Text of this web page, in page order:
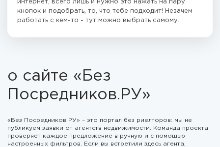
интернет, всего лишь и нужно это нажать на пару
кнопок и подобрать, то, что тебе подходит! Незачем
работать с кем-то - тут можно выбрать самому.
о сайте «Без
Посредников.РУ»
«Без Посредников РУ» – это портал без риелторов: мы не
публикуем заявки от агентств недвижимости. Команда проекта
проверяет каждое предложение в ручную и с помощью
настроенных фильтров. Если вы встретили здесь агента,